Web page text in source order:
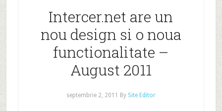
Intercer.net are un
nou design si o noua
functionalitate –
August 2011
septembrie 2, 2011 By Site Editor